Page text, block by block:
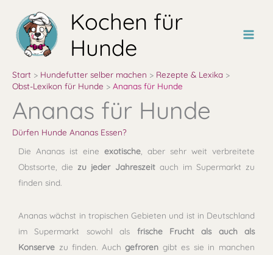
Inhalt
springen
Kochen für
Hunde
Start Hundefutter selber machen
Rezepte & Lexika
Obst-Lexikon für Hunde
Ananas für Hunde
Ananas für Hunde
Dürfen Hunde Ananas Essen?
Die Ananas ist eine exotische, aber sehr weit verbreitete
Obstsorte, diezu jeder Jahreszeitauch im Supermarkt zu
finden sind.
Ananas wächst in tropischen Gebieten und ist in Deutschland
im Supermarkt sowohl als frische Frucht als auch als
Konserve zu finden. Auchgefroren gibt es sie in manchen